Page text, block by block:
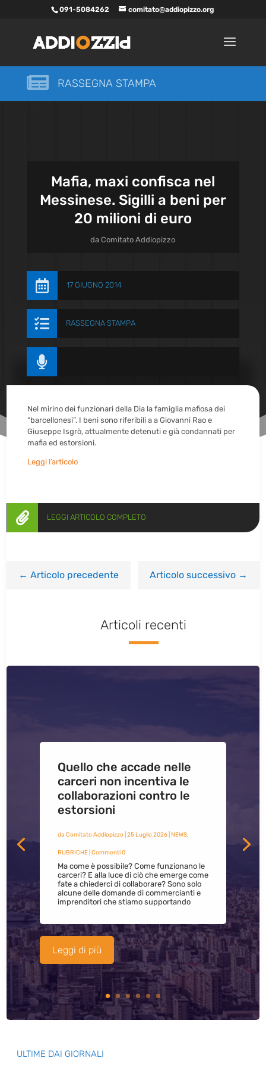
091-5084262 comitato@addiopizzo.org
 RASSEGNA STAMPA
Mafia, maxi confisca nel
Messinese. Sigilli a beni per
20 milioni di euro
daComitato Addiopizzo
 17 GIUGNO 2014
 RASSEGNA STAMPA

Nel mirino dei funzionari della Dia la famiglia mafiosa dei
“barcellonesi”. I beni sono riferibili a a Giovanni Rao e
Giuseppe Isgrò, attualmente detenuti e già condannati per
mafia ed estorsioni.
Leggi l’articolo
 LEGGI ARTICOLO COMPLETO
←Articolo precedente Articolo successivo→
Articoli recenti
Quello che accade nelle
carceri non incentiva le
collaborazioni contro le
estorsioni
da Comitato Addiopizzo| 25 Luglio 2026| NEWS,
RUBRICHE| Commenti 0
Ma come è possibile? Come funzionano le
carceri? E alla luce di ciò che emerge come
fate a chiederci di collaborare? Sono solo
alcune delle domande di commercianti e
imprenditori che stiamo supportando
Leggi di più
ULTIME DAI GIORNALI